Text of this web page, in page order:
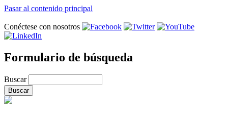
Pasar al contenido principal
Conéctese con nosotros
Formulario de búsqueda
Buscar